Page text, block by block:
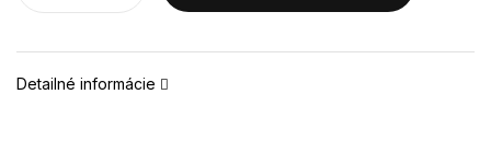
Detailné informácie